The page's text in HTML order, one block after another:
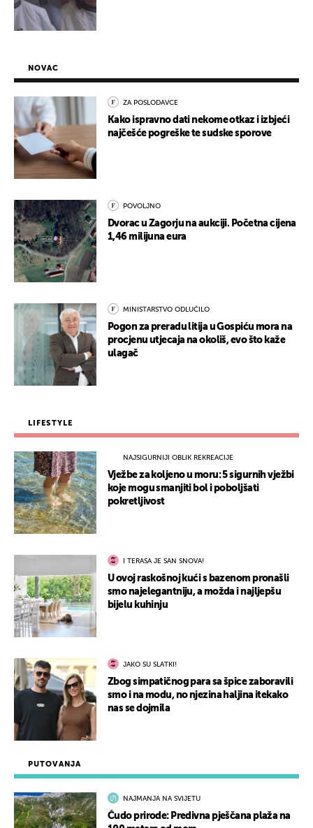
PUTOVANJA
NAJMANJA NA SVIJETU
Čudo prirode: Predivna pješčana plaža na
NOVAC
ZA POSLODAVCE
Kako ispravno dati nekome otkaz i izbjeći
najčešće pogreške te sudske sporove
POVOLJNO
Dvorac u Zagorju na aukciji. Početna cijena
1,46 milijuna eura
MINISTARSTVO ODLUČILO
Pogon za preradu litija u Gospiću mora na
procjenu utjecaja na okoliš, evo što kaže
ulagač
LIFESTYLE
NAJSIGURNIJI OBLIK REKREACIJE
Vježbe za koljeno u moru: 5 sigurnih vježbi
koje mogu smanjiti bol i poboljšati
pokretljivost
I TERASA JE SAN SNOVA!
U ovoj raskošnoj kući s bazenom pronašli
smo najelegantniju, a možda i najljepšu
bijelu kuhinju
JAKO SU SLATKI!
Zbog simpatičnog para sa špice zaboravili
smo i na modu, no njezina haljina itekako
nas se dojmila